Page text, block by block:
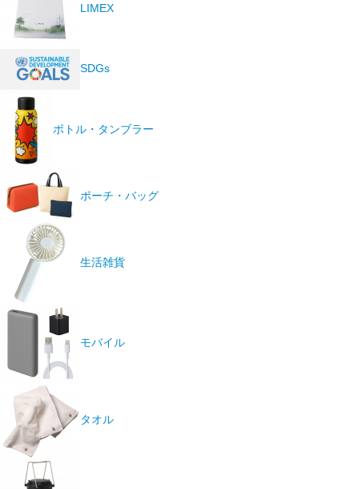
LIMEX
SDGs
ボトル・タンブラー
ポーチ・バッグ
生活雑貨
モバイル
タオル